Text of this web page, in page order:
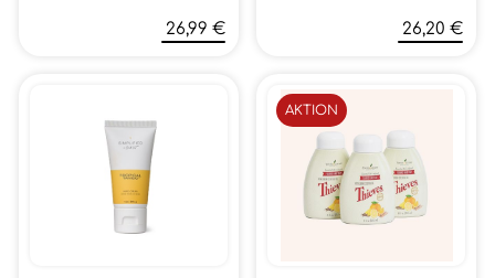
26,99 € 26,20 €
AKTION